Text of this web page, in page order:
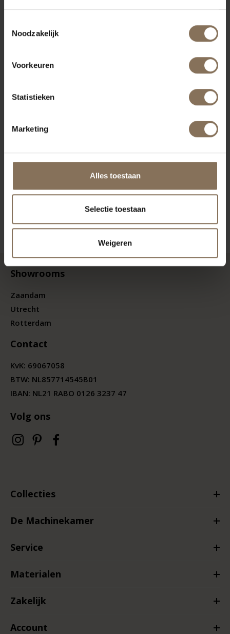
Noodzakelijk
Voorkeuren
Statistieken
Marketing
Alles toestaan
Selectie toestaan
Weigeren
Showrooms
Zaandam
Utrecht
Rotterdam
Contact
KvK: 69067058
BTW: NL857714545B01
IBAN: NL21 RABO 0126 3237 47
Volg ons
Collecties
De Machinekamer
Service
Materialen
Zakelijk
Account